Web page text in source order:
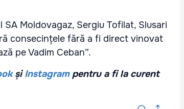
Moldovagaz, Sergiu Tofilat, Slusari
consecințele fără a fi direct vinovat
pe Vadim Ceban”.
șiInstagrampentru a fi la curent